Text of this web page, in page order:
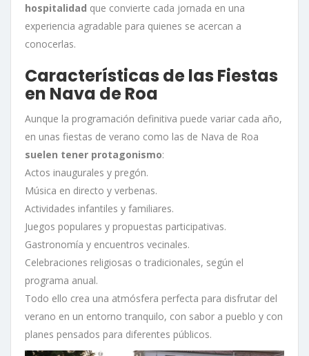
hospitalidad que convierte cada jornada en una
experiencia agradable para quienes se acercan a
conocerlas.
Características de las Fiestas
en Nava de Roa
Aunque la programación definitiva puede variar cada año,
en unas fiestas de verano como las de Nava de Roa
suelen tener protagonismo:
Actos inaugurales y pregón.
Música en directo y verbenas.
Actividades infantiles y familiares.
Juegos populares y propuestas participativas.
Gastronomía y encuentros vecinales.
Celebraciones religiosas o tradicionales, según el
programa anual.
Todo ello crea una atmósfera perfecta para disfrutar del
verano en un entorno tranquilo, con sabor a pueblo y con
planes pensados para diferentes públicos.